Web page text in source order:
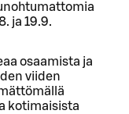
ja 19.9.
osaamista ja
viiden
kotimaisista